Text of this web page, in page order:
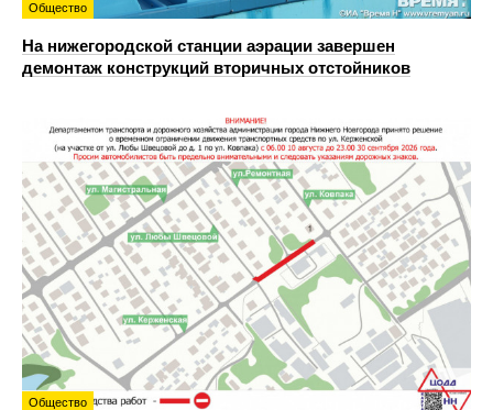
Общество
На нижегородской станции аэрации завершен
демонтаж конструкций вторичных отстойников
Общество